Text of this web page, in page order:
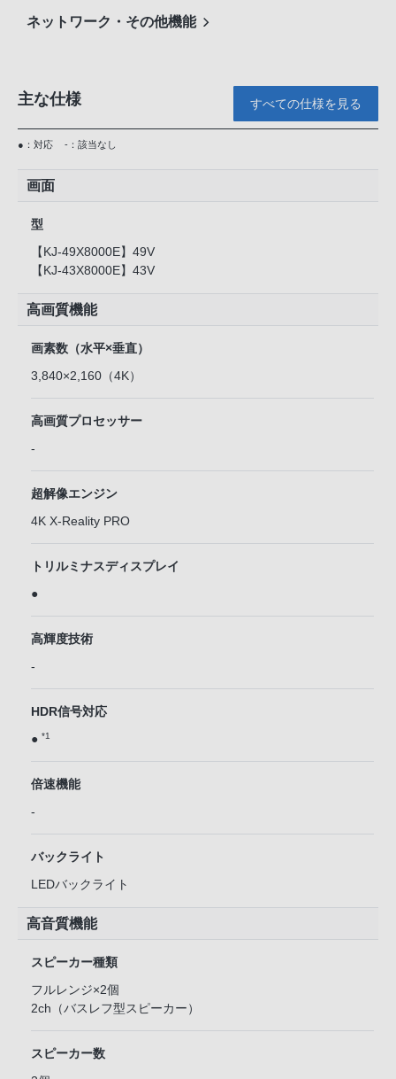
ネットワーク・その他機能
主な仕様 すべての仕様を見る
●：対応 -：該当なし
画面
型
【KJ-49X8000E】49V
【KJ-43X8000E】43V
高画質機能
画素数（水平×垂直）
3,840×2,160（4K）
高画質プロセッサー
-
超解像エンジン
4K X-Reality PRO
トリルミナスディスプレイ
●
高輝度技術
-
HDR信号対応
● *1
倍速機能
-
バックライト
LEDバックライト
高音質機能
スピーカー種類
フルレンジ×2個
2ch（バスレフ型スピーカー）
スピーカー数